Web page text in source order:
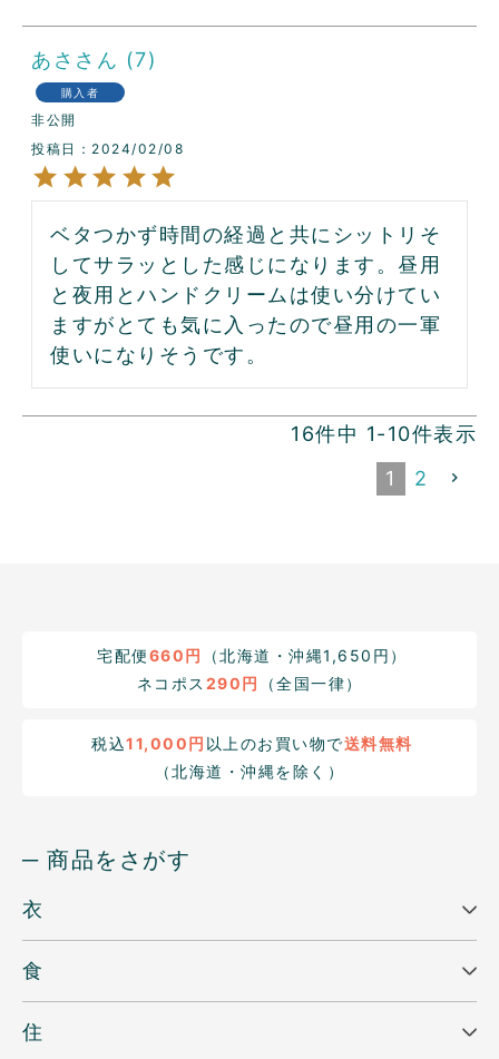
あさ 7
購入者
非公開
投稿日
2024/02/08
ベタつかず時間の経過と共にシットリそ
してサラッとした感じになります。昼用
と夜用とハンドクリームは使い分けてい
ますがとても気に入ったので昼用の一軍
使いになりそうです。
16件中 1-10件表示
1
2
宅配便660円
（北海道・沖縄1,650円）
ネコポス 290円 （全国一律）
税込11,000円 以上のお買い物で送料無料
（北海道・沖縄を除く）
─ 商品をさがす
衣
食
住